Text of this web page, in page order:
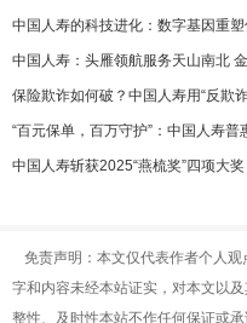
中国人寿的科技进化：数字基因重
中国人寿：头雁领航服务天山南北
保险欺诈如何破？中国人寿用“反欺
“百元保单，百万守护”：中国人寿普
中国人寿斩获2025“燕梳奖”四项大
免责声明：本文仅代表作者个人
字和内容未经本站证实，对本文以
整性、及时性本站不作任何保证或